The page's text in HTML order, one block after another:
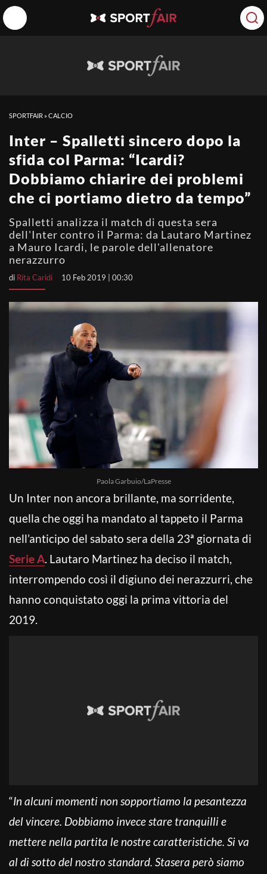
SPORTFAIR »CALCIO
Inter – Spalletti sincero dopo la
sfida col Parma: “Icardi?
Dobbiamo chiarire dei problemi
che ci portiamo dietro da tempo”
Spalletti analizza il match di questa sera
dell'Inter contro il Parma: da Lautaro Martinez
a Mauro Icardi, le parole dell'allenatore
nerazzurro
di Rita Caridi 10 Feb 2019 | 00:30
Paola Garbuio/LaPresse
Un Inter non ancora brillante, ma sorridente,
quella che oggi ha mandato al tappeto il Parma
nell’anticipo del sabato sera della 23ª giornata di
Serie A. Lautaro Martinez ha deciso il match,
interrompendo così il digiuno dei nerazzurri, che
hanno conquistato oggi la prima vittoria del
2019.
“In alcuni momenti non sopportiamo la pesantezza
del vincere. Dobbiamo invece stare tranquilli e
mettere nella partita le nostre caratteristiche. Si va
al di sotto del nostro standard. Stasera però siamo